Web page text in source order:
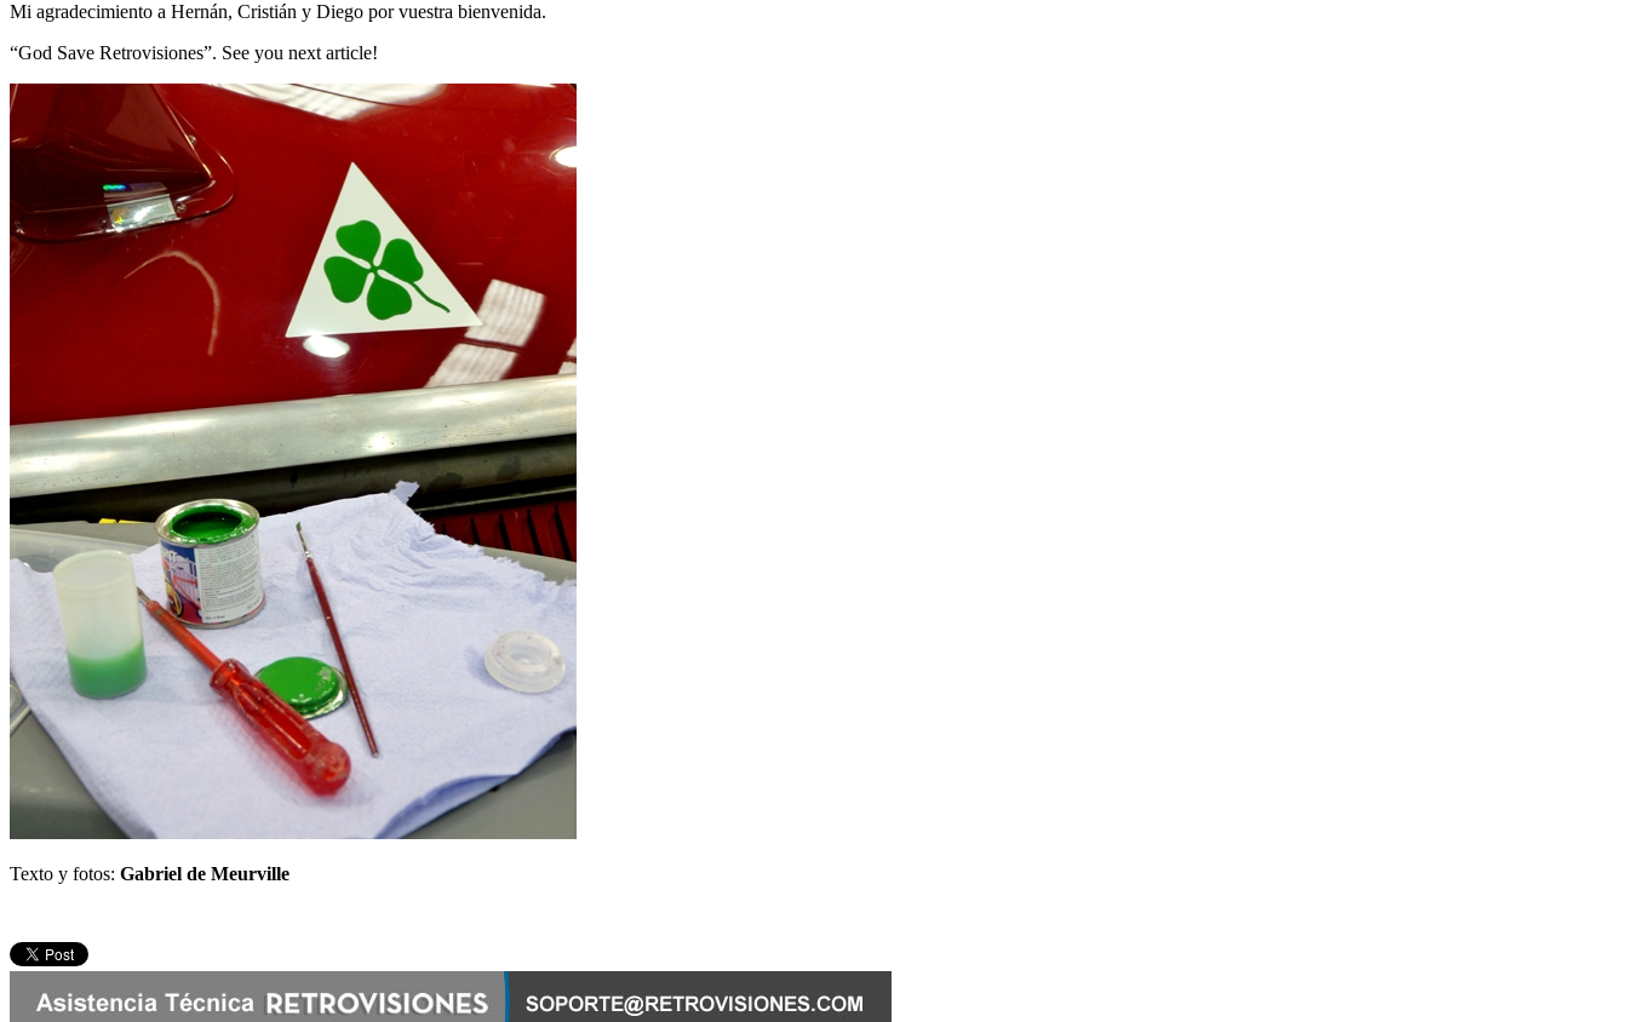
Mi agradecimiento a Hernán, Cristián y Diego por vuestra bienvenida.
“God Save Retrovisiones”. See you next article!
Texto y fotos: Gabriel de Meurville